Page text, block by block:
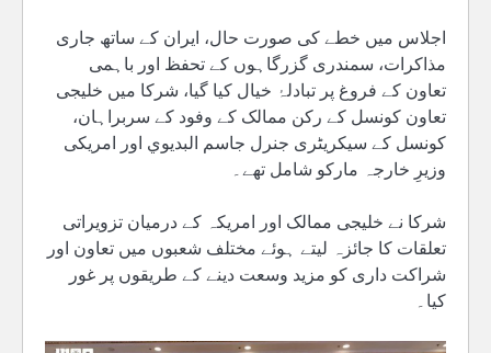
اجلاس میں خطے کی صورت حال، ایران کے ساتھ جاری
مذاکرات، سمندری گزرگاہوں کے تحفظ اور باہمی
تعاون کے فروغ پر تبادلۂ خیال کیا گیا، شرکا میں خلیجی
تعاون کونسل کے رکن ممالک کے وفود کے سربراہان،
کونسل کے سیکریٹری جنرل جاسم البديوي اور امریکی
وزیرِ خارجہ مارکو شامل تھے۔
شرکا نے خلیجی ممالک اور امریکہ کے درمیان تزویراتی
تعلقات کا جائزہ لیتے ہوئے مختلف شعبوں میں تعاون اور
شراکت داری کو مزید وسعت دینے کے طریقوں پر غور
کیا۔